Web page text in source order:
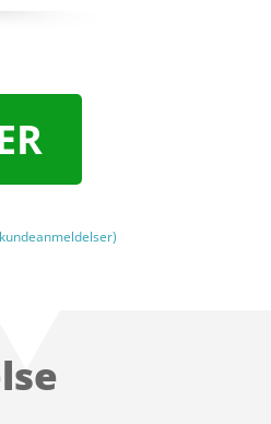
kundeanmeldelser)